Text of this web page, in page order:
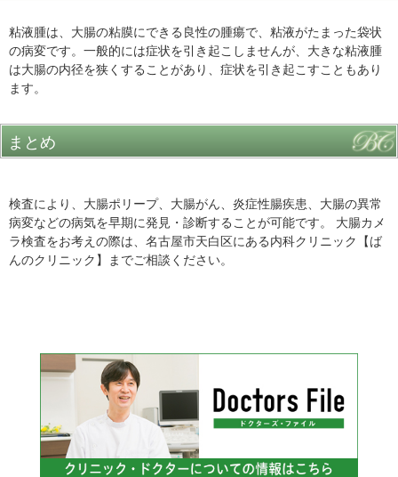
粘液腫は、大腸の粘膜にできる良性の腫瘍で、粘液がたまった袋状
の病変です。一般的には症状を引き起こしませんが、大きな粘液腫
は大腸の内径を狭くすることがあり、症状を引き起こすこともあり
ます。
まとめ
検査により、大腸ポリープ、大腸がん、炎症性腸疾患、大腸の異常
病変などの病気を早期に発見・診断することが可能です。 大腸カメ
ラ検査をお考えの際は、名古屋市天白区にある内科クリニック【ば
んのクリニック】までご相談ください。